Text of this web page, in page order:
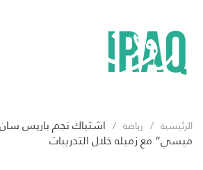
الرئيسية رياضة اشتباك نجم باريس
ميسي” مع زميله خلال التدريبات